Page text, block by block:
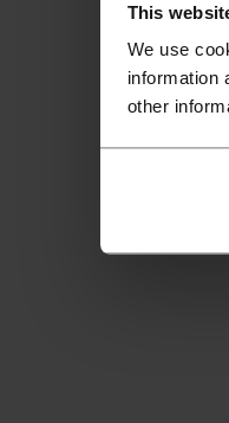
This
We use
information
other